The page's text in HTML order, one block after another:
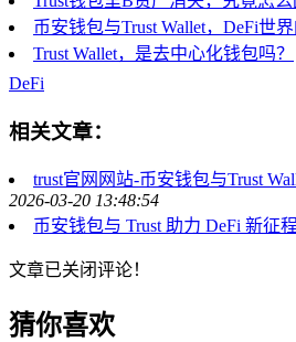
币安钱包与Trust Wallet，DeFi世
Trust Wallet，是去中心化钱包吗？
DeFi
相关文章：
trust官网网站-币安钱包与Trust
2026-03-20 13:48:54
币安钱包与 Trust 助力 DeFi 新征程
文章已关闭评论！
猜你喜欢